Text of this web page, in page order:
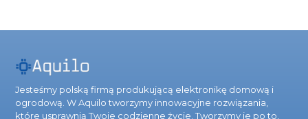
Jesteśmy polską firmą produkującą elektronikę domową i
ogrodową. W Aquilo tworzymy innowacyjne rozwiązania,
które usprawnią Twoje codzienne życie. Tworzymy je po to,